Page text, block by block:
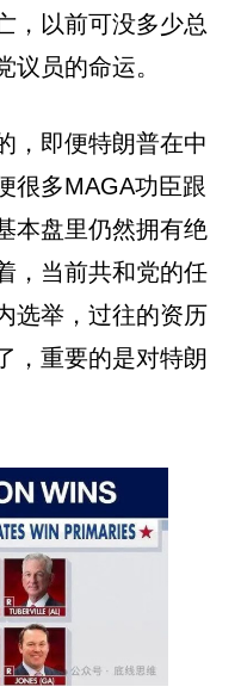
，以前可没多少总
议员的命运。
，即便特朗普在中
很多MAGA功臣跟
本盘里仍然拥有绝
，当前共和党的任
选举，过往的资历
，重要的是对特朗